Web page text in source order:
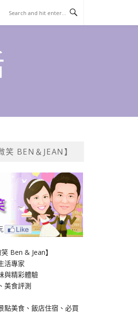
笑 BEN＆JEAN】
Ben & Jean】
活專家
與精彩體驗
美食評測
點美食、飯店住宿、必買